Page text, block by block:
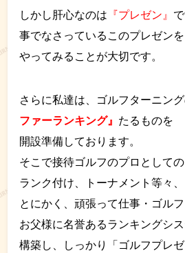
しかし肝心なのは 『プレゼン』
事でなさっているこのプレゼンを
やってみることが大切です。
さらに私達は、ゴルフターニン
ファーランキング』 たるものを
開設準備しております。
そこで接待ゴルフのプロとして
ランク付け、トーナメント等々、
とにかく、頑張って仕事・ゴル
お父様に名誉あるランキングシス
構築し、しっかり「ゴルフプレ